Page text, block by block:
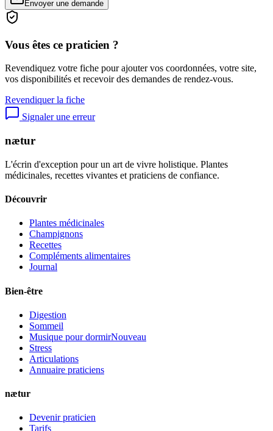
Envoyer une demande
Vous êtes ce praticien ?
Revendiquez votre fiche pour ajouter vos coordonnées, votre site,
vos disponibilités et recevoir des demandes de rendez-vous.
Revendiquer la fiche
Signaler une erreur
nætur
L'écrin d'exception pour un art de vivre holistique. Plantes
médicinales, recettes vivantes et praticiens de confiance.
Découvrir
Plantes médicinales
Champignons
Recettes
Compléments alimentaires
Journal
Bien-être
Digestion
Sommeil
Musique pour dormirNouveau
Stress
Articulations
Annuaire praticiens
nætur
Devenir praticien
Tarifs